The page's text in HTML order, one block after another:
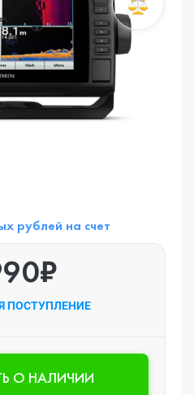
рублей на счет
ПОСТУПЛЕНИЕ
О НАЛИЧИИ